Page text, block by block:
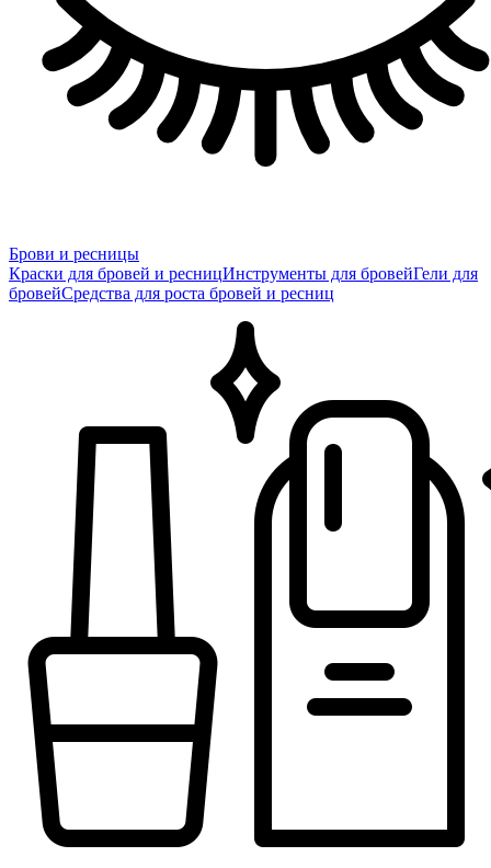
Брови и ресницы
Краски для бровей и ресницИнструменты для бровейГели для
бровейСредства для роста бровей и ресниц